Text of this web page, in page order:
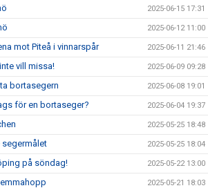
2025-06-15 17:31
2025-06-12 11:00
mot Piteå i vinnarspår 2025-06-11 21:46
vill missa! 2025-06-09 09:28
bortasegern 2025-06-08 19:01
för en bortaseger? 2025-06-04 19:37
2025-05-25 18:48
2025-05-25 18:04
på söndag! 2025-05-22 13:00
2025-05-21 18:03